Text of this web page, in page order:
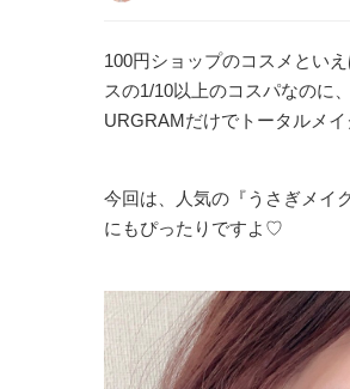
100円ショップのコスメとい
スの1/10以上のコスパなの
URGRAMだけでトータルメイ
今回は、人気の『うさぎメイ
にもぴったりですよ♡